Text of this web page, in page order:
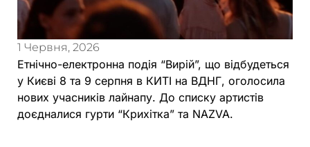
1 Червня, 2026
Етнічно-електронна подія “Вирій”, що відбудеться
у Києві 8 та 9 серпня в КИТІ на ВДНГ, оголосила
нових учасників лайнапу. До списку артистів
доєдналися гурти “Крихітка” та NAZVA.